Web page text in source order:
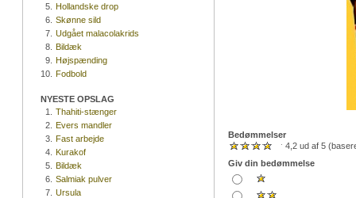
5. Hollandske drop
6. Skønne sild
7. Udgået malacolakrids
8. Bildæk
9. Højspænding
10. Fodbold
NYESTE OPSLAG
1.
Thahiti-stænger
2. Evers mandler
3. Fast arbejde
4. Kurakof
5. Bildæk
6. Salmiak pulver
7. Ursula
Bedømmelser
4,2 ud af 5
Giv din bedømmelse